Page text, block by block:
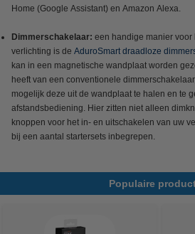
Home (Google Assistant) en Amazon Alexa.
Dimmerschakelaar: een handige manier
verlichting is de AduroSmart draadloze
kan in een magnetische wandplaat worden
heeft van een conventionele
mogelijk deze uit de wandplaat te halen en te
afstandsbediening. Hier zitten niet alleen
knoppen voor het in- en uitschakelen van uw
bij een aantal startersets inbegrepen.
Populaire